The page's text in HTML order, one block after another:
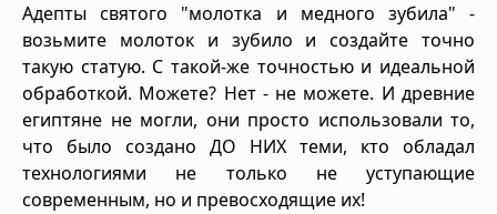
Адепты святого "молотка и медного зубила" -
возьмите молоток и зубило и создайте точно
такую статую. С такой-же точностью и идеальной
обработкой. Можете? Нет - не можете. И древние
египтяне не могли, они просто использовали то,
что было создано ДО НИХ теми, кто обладал
технологиями не только не уступающие
современным, но и превосходящие их!